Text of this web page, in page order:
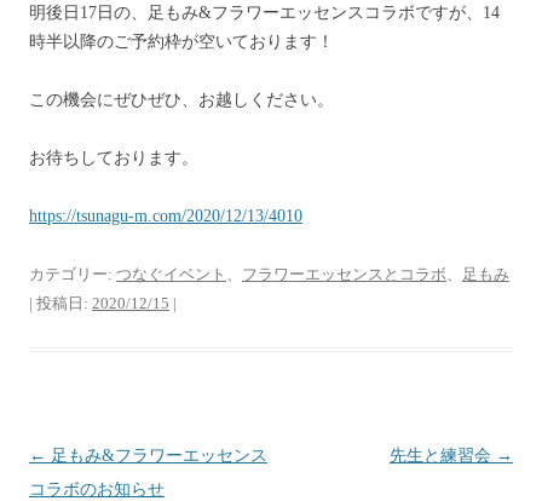
明後日17日の、足もみ&フラワーエッセンスコラボですが、14
時半以降のご予約枠が空いております！
この機会にぜひぜひ、お越しください。
お待ちしております。
https://tsunagu-m.com/2020/12/13/4010
カテゴリー: つなぐイベント 、 フラワーエッセンスとコラボ、 足もみ
| 投稿日: 2020/12/15 |
投
稿
← 足もみ&フラワーエッセンス
コラボのお知らせ
先生と練習会 →